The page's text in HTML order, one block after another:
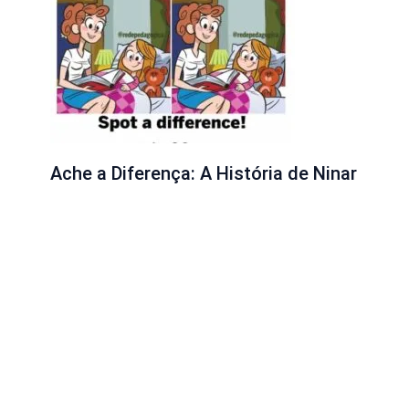
Ache a Diferença: A História de Ninar